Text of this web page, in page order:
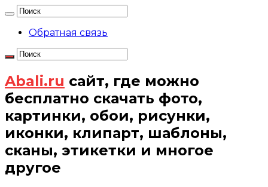
Обратная связь
Abali.ru сайт, где можно
бесплатно скачать фото,
картинки, обои, рисунки,
иконки, клипарт, шаблоны,
сканы, этикетки и многое
другое